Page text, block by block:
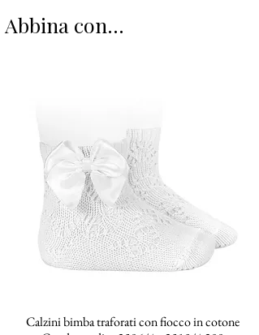
Abbina con...
Vista rapida
Calzini bimba traforati con fiocco in cotone